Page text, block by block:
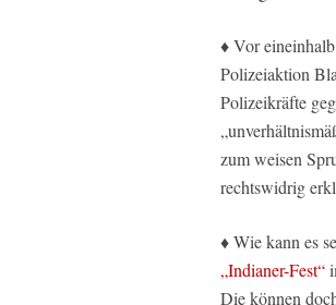
♦ Vor
Polizeiaktion
Polizeikräfte
zum weisen
rechtswidrig
♦ Wie kann es
„Indianer-Fest“
Die können